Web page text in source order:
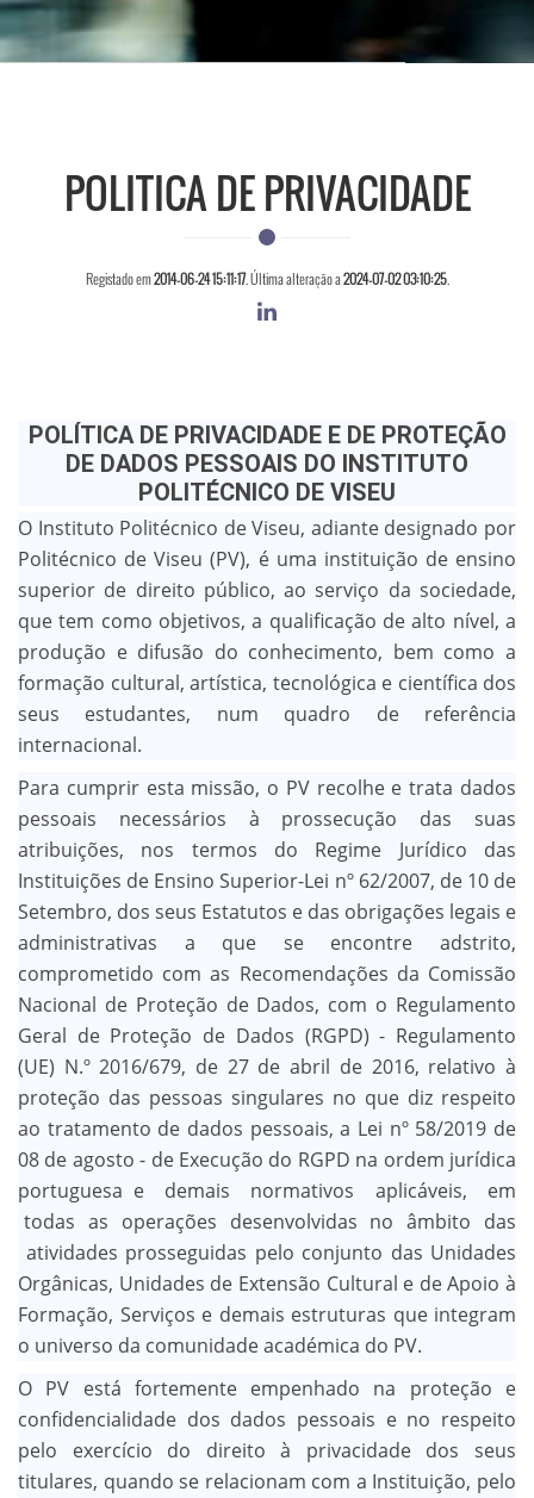
POLITICA DE PRIVACIDADE
Registado em2014-06-24 15:11:17. Última alteração a2024-07-02 03:10:25.
POLÍTICA DE PRIVACIDADE E DE PROTEÇÃO
DE DADOS PESSOAIS DO INSTITUTO
POLITÉCNICO DE VISEU
O Instituto Politécnico de Viseu, adiante designado por
Politécnico de Viseu (PV), é uma instituição de ensino
superior de direito público, ao serviço da sociedade,
que tem como objetivos, a qualificação de alto nível, a
produção e difusão do conhecimento, bem como a
formação cultural, artística, tecnológica e científica dos
seus estudantes, num quadro de referência
internacional.
Para cumprir esta missão, o PV recolhe e trata dados
pessoais necessários à prossecução das suas
atribuições, nos termos do Regime Jurídico das
Instituições de Ensino Superior-Lei nº 62/2007, de 10 de
Setembro, dos seus Estatutos e das obrigações legais e
administrativas a que se encontre adstrito,
comprometido com as Recomendações da Comissão
Nacional de Proteção de Dados, com o Regulamento
Geral de Proteção de Dados (RGPD) - Regulamento
(UE) N.º 2016/679, de 27 de abril de 2016, relativo à
proteção das pessoas singulares no que diz respeito
ao tratamento de dados pessoais, a Lei nº 58/2019 de
08 de agosto - de Execução do RGPD na ordem jurídica
portuguesa e demais normativos aplicáveis, em
todas as operações desenvolvidas no âmbito das
atividades prosseguidas pelo conjunto das Unidades
Orgânicas, Unidades de Extensão Cultural e de Apoio à
Formação, Serviços e demais estruturas que integram
o universo da comunidade académica do PV.
O PV está fortemente empenhado na proteção e
confidencialidade dos dados pessoais e no respeito
pelo exercício do direito à privacidade dos seus
titulares, quando se relacionam com a Instituição, pelo